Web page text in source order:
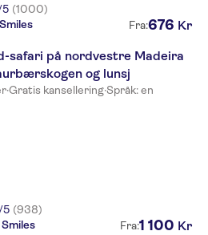
&
Mar
5 (1000)
Fra:676 Kr
safari på nordvestre Madeira
og lunsj
·Gratis kansellering·Språk: en
/5 (938)
Fra:1 100 Kr